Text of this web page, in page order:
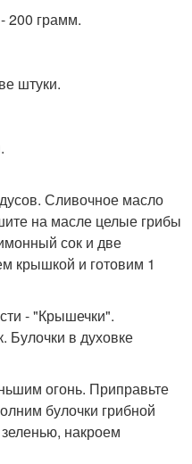
200 грамм.
штуки.
Сливочное масло
на масле целые грибы
сок и две
крышкой и готовим 1
- "Крышечки".
Булочки в духовке
огонь. Приправьте
булочки грибной
накроем